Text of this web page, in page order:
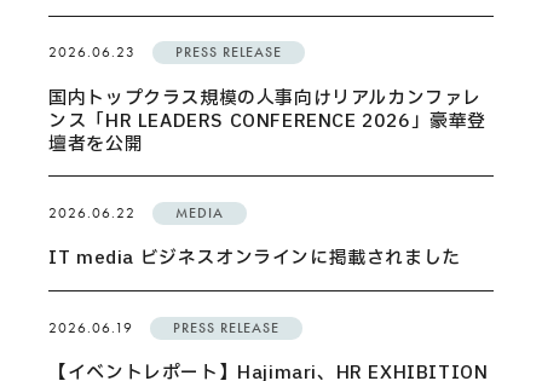
2026.06.23 PRESS RELEASE
国内トップクラス規模の人事向けリアルカンファレ
ンス「HR LEADERS CONFERENCE 2026」豪華登
壇者を公開
2026.06.22 MEDIA
IT media ビジネスオンラインに掲載されました
2026.06.19 PRESS RELEASE
【イベントレポート】Hajimari、HR EXHIBITION